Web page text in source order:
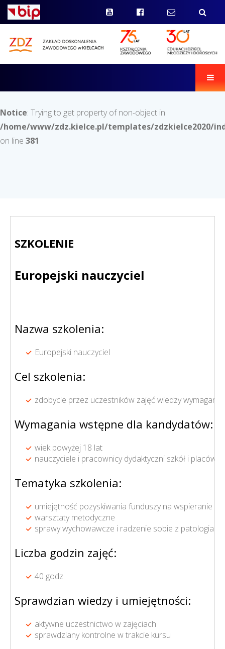
Notice: Trying to get property of non-object in
/home/www/zdz.kielce.pl/templates/zdzkielce2020/
on line 381
SZKOLENIE
Europejski nauczyciel
Nazwa szkolenia:
Europejski nauczyciel
Cel szkolenia:
zdobycie przez uczestników zajęć wiedzy
Wymagania wstępne dla kandydatów:
wiek powyżej 18 lat
nauczyciele i pracownicy dydaktyczni szkół i
Tematyka szkolenia:
umiejętność pozyskiwania funduszy na wspieranie
warsztaty metodyczne
sprawy wychowawcze i radzenie sobie z patologiami
Liczba godzin zajęć:
40 godz.
Sprawdzian wiedzy i umiejętności:
aktywne uczestnictwo w zajęciach
sprawdziany kontrolne w trakcie kursu